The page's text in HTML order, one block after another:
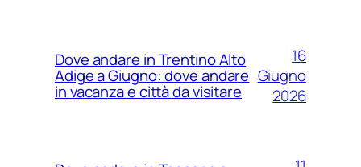
Dove andare in Trentino Alto
Adige a Giugno: dove andare
in vacanza e città da visitare
16
Giugno
2026